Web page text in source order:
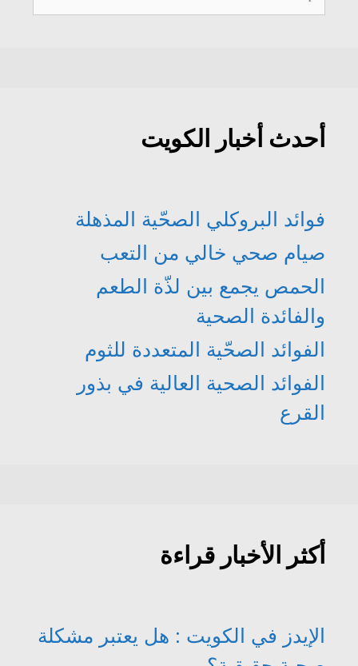
عن:
أحدث أخبار الكويت
فوائد البروكلي الصحّية المذهلة
صيام صحي خالي من التعب
الحمص يجمع بين لذّة الطعم
والفائدة الصحية
الفوائد الصحّية المتعددة للثوم
الفوائد الصحية العالية في بذور
القرع
أكثر الأخبار قراءة
الإيدز في الكويت : هل يعتبر مشكلة